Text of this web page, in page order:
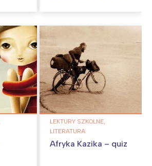
LEKTURY SZKOLNE,
LITERATURA
Afryka Kazika – quiz